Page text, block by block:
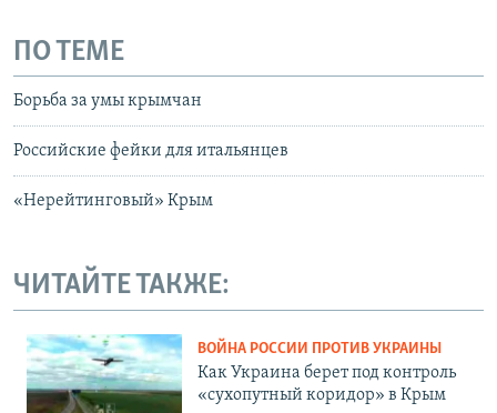
ПО ТЕМЕ
Борьба за умы крымчан
Российские фейки для итальянцев
«Нерейтинговый» Крым
ЧИТАЙТЕ ТАКЖЕ:
ВОЙНА РОССИИ ПРОТИВ УКРАИНЫ
Как Украина берет под контроль
«сухопутный коридор» в Крым